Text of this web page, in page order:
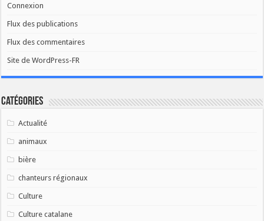
Connexion
Flux des publications
Flux des commentaires
Site de WordPress-FR
Catégories
Actualité
animaux
bière
chanteurs régionaux
Culture
Culture catalane